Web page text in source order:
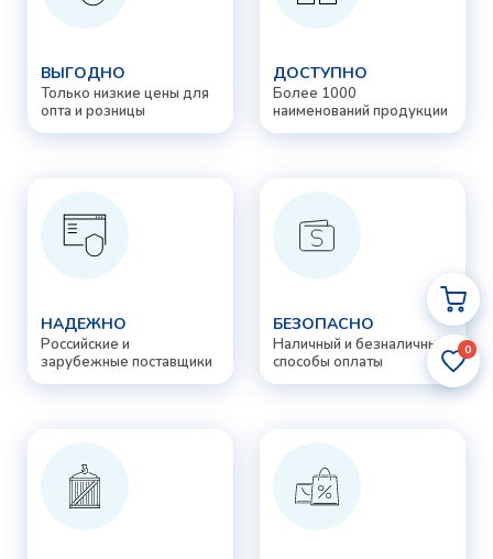
0
ВЫГОДНО
Только низкие цены для
опта и розницы
ДОСТУПНО
Более 1000
наименований продукции
НАДЕЖНО
Российские и
зарубежные поставщики
БЕЗОПАСНО
Наличный и безналичный
способы оплаты